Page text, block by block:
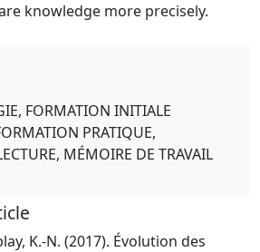
knowledge more precisely.
FORMATION INITIALE
PRATIQUE,
MÉMOIRE DE TRAVAIL
K.-N. (2017). Évolution des